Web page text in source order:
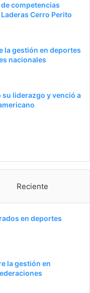
competencias
Cerro Perito
la gestión en deportes
nacionales
liderazgo y venció a
Reciente
en deportes
la gestión en